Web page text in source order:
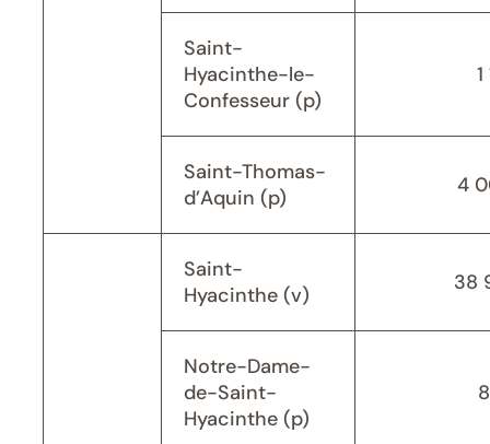
Saint-
Hyacinthe-le-
Confesseur (p)
1
Saint-Thomas-
d’Aquin (p)
4
Saint-
Hyacinthe (v)
38
Notre-Dame-
de-Saint-
Hyacinthe (p)